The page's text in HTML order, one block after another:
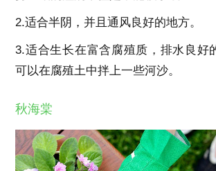
2.适合半阴，并且通风良好的地方。
3.适合生长在富含腐殖质，排水良好
可以在腐殖土中拌上一些河沙。
秋海棠